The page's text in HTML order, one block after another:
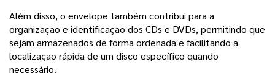
Além disso, o envelope também contribui para a
organização e identificação dos CDs e DVDs, permitindo que
sejam armazenados de forma ordenada e facilitando a
localização rápida de um disco específico quando
necessário.